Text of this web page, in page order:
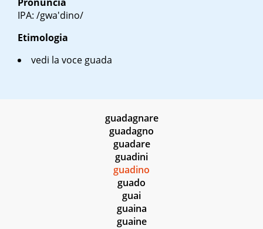
IPA: /gwa'dino/
Etimologia
vedi la voce guada
guadagnare
guadagno
guadare
guadini
guadino
guado
guai
guaina
guaine